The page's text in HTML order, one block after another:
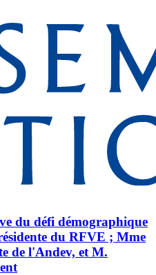
du défi démographique
du RFVE ; Mme
de l'Andev, et M.